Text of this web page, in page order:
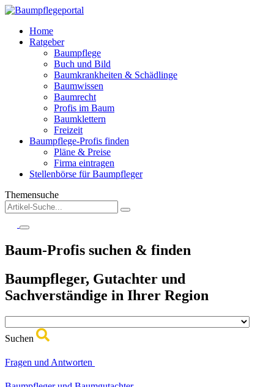
Home
Ratgeber
Baumpflege
Buch und Bild
Baumkrankheiten & Schädlinge
Baumwissen
Baumrecht
Profis im Baum
Baumklettern
Freizeit
Baumpflege-Profis finden
Pläne & Preise
Firma eintragen
Stellenbörse für Baumpfleger
Themensuche
Baum-Profis suchen & finden
Baumpfleger, Gutachter und
Sachverständige in Ihrer Region
Suchen
Fragen und Antworten